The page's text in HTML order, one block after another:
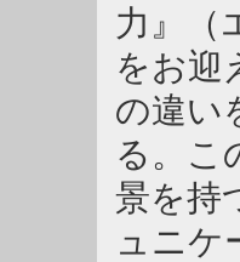
力』（
をお迎
の違い
る。こ
景を持
ュニケ